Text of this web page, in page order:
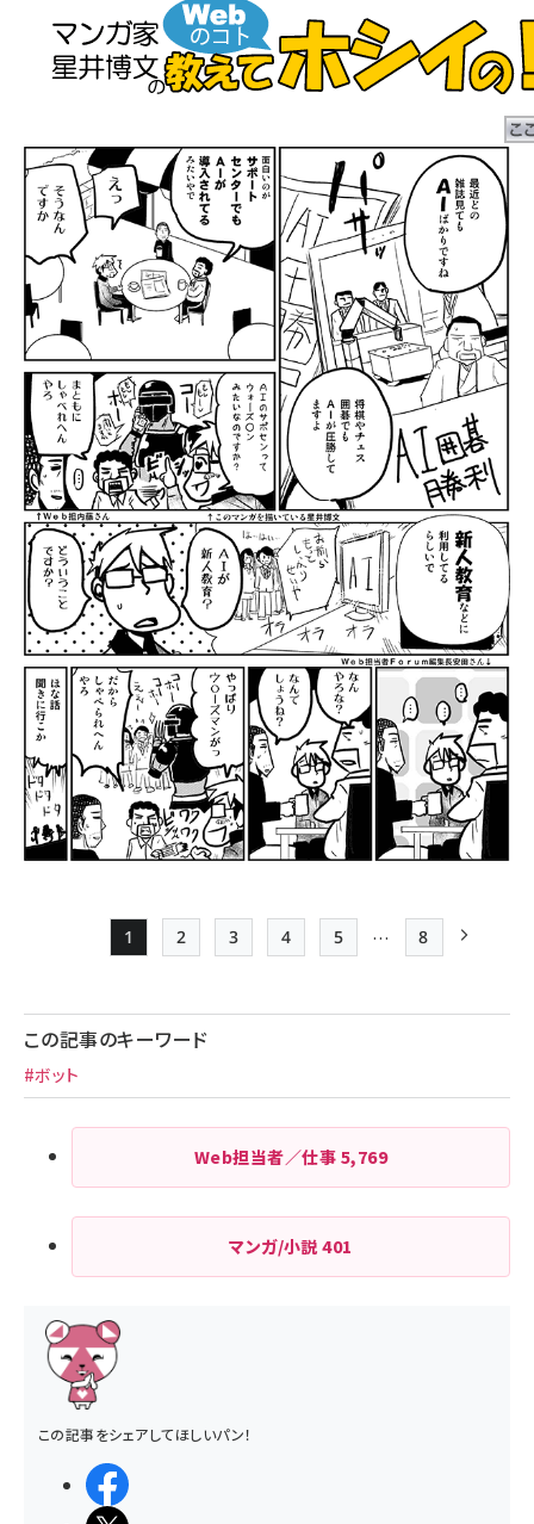
り
Page
1
Page
2
Page
3
Page
4
Page
5 …
最終ページ
8
この記事のキーワード
#ボット
Web担当者／仕事 5,769
マンガ/小説401
この記事をシェアしてほしいパン！